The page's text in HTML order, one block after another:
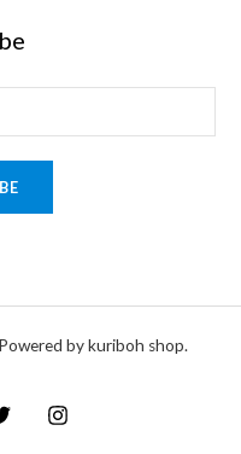
by kuriboh shop.